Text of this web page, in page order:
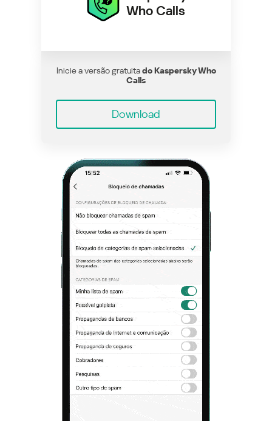
Who Calls
Inicie a versão gratuitado Kaspersky Who
Calls
Download